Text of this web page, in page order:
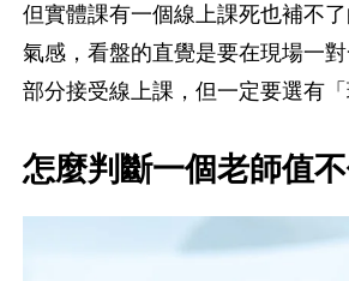
但實體課有一個線上課死也補不
氣感，看盤的直覺是要在現場一
部分接受線上課，但一定要選有
怎麼判斷一個老師值